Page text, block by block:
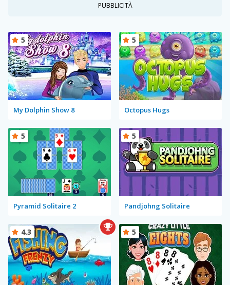
PUBBLICITÀ
My Dolphin Show 8
5
Octopus Hugs
5
Pyramid Solitaire 2
5
Pandjohng Solitaire
5
4.3 5